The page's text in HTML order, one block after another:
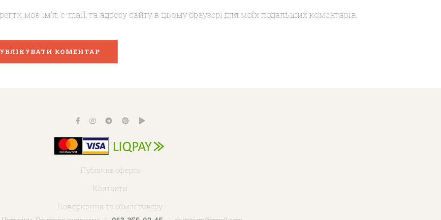
моє ім'я, e-mail, та адресу сайту в цьому браузері для моїх подальших коментарів.
Публічна оферта
Контакти
Повернення та обмін товару